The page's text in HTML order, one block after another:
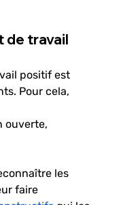
de travail
positif est
Pour cela,
ouverte,
les
faire